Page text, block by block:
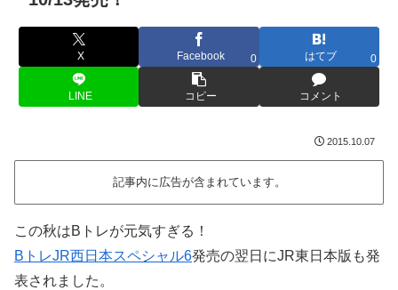
X Facebook 0 はてブ 0
LINE コピー コメント
2015.10.07
記事内に広告が含まれています。
この秋はBトレが元気すぎる！
BトレJR西日本スペシャル6発売の翌日にJR東日本版も発
表されました。